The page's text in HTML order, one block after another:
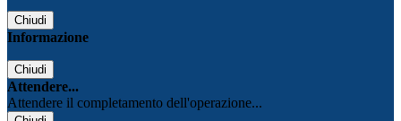
Chiudi
Informazione
Chiudi
Attendere...
Attendere il completamento dell'operazione...